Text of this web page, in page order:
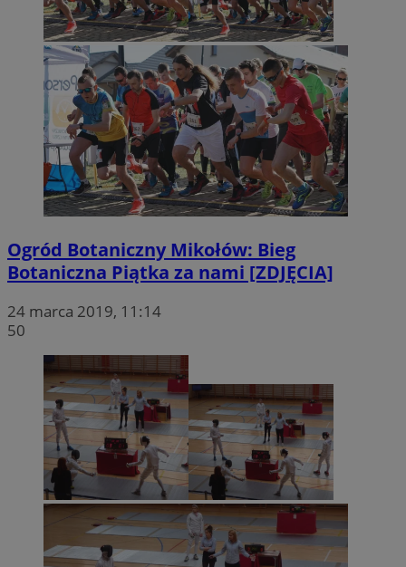
Ogród Botaniczny Mikołów: Bieg
Botaniczna Piątka za nami [ZDJĘCIA]
24 marca 2019, 11:14
50